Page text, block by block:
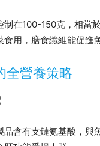
制在100-150克，相當
食用，膳食纖維能促進
全營養策略
品含有支鏈氨基酸，